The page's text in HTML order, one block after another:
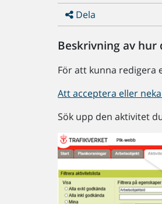
Dela
Beskrivning av
För att kunna redigera
Att acceptera eller
Sök upp den aktivitet